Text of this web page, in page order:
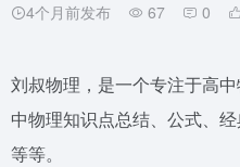
4个月前发布 67 0
刘叔物理，是一个专注于高
中物理知识点总结、公式、
等等。